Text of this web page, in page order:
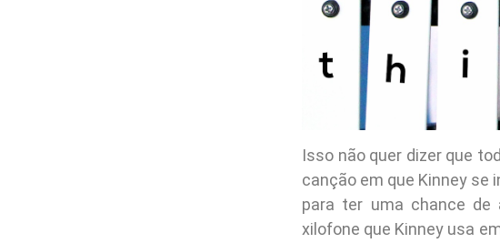
Isso não quer dizer que
canção em que Kinney se
para ter uma chance de
xilofone que Kinney usa